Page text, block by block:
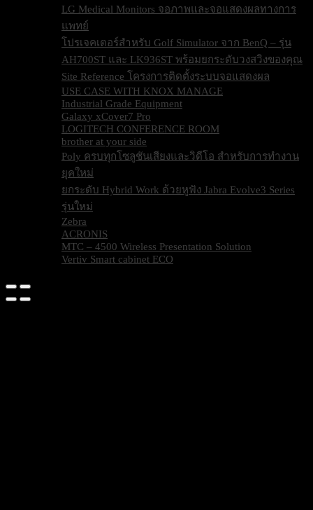
LG Medical Monitors จอภาพและจอแสดงผลทางการ
แพทย์
โปรเจคเตอร์สำหรับ Golf Simulator จาก BenQ – รุ่น
AH700ST และ LK936ST พร้อมยกระดับวงสวิงของคุณ
Site Reference โครงการติดตั้งระบบจอแสดงผล
USE CASE WITH KNOX MANAGE
Industrial Grade Equipment
Galaxy xCover7 Pro
LOGITECH CONFERENCE ROOM
brother at your side
Poly ครบทุกโซลูชันเสียงและวิดีโอ สำหรับการทำงาน
ยุคใหม่
ยกระดับ Hybrid Work ด้วยหูฟัง Jabra Evolve3 Series
รุ่นใหม่
Zebra
ACRONIS
MTC – 4500 Wireless Presentation Solution
Vertiv Smart cabinet ECO